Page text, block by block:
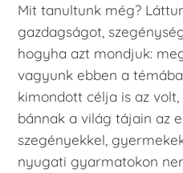
Mit tanultunk még?
gazdagságot,
hogyha azt mondjuk:
vagyunk ebben a
kimondott célja is az
bánnak a világ tájain az
szegényekkel,
nyugati gyarmatokon